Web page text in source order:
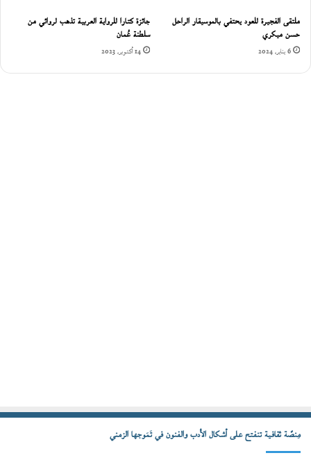
ملتقى الفجيرة للعود يحتفي بالموسيقار الراحل
حسن ميكري
6 يناير، 2024
جائزة كتارا للرواية العربية تذهب لروائي من
سلطنة عُمان‎
14 أكتوبر، 2023
مِنصّة ثقافية تنفتح على أشكال الأدب والفنون في تَمَوجها الزمني